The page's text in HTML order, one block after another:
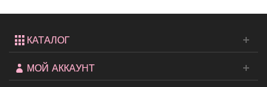
КАТАЛОГ
МОЙ АККАУНТ